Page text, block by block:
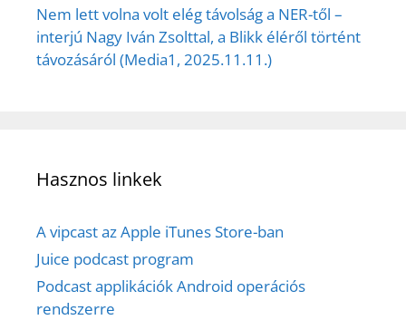
Nem lett volna volt elég távolság a NER-től –
interjú Nagy Iván Zsolttal, a Blikk éléről történt
távozásáról (Media1, 2025.11.11.)
Hasznos linkek
A vipcast az Apple iTunes Store-ban
Juice podcast program
Podcast applikációk Android operációs
rendszerre